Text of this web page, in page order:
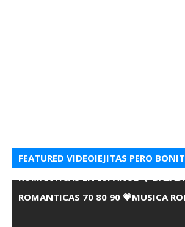
FEATURED VIDEOIEJITAS PERO
ROMANTICAS EN ESPANOL 💘
ROMANTICAS 70 80 90 💗MUSICA